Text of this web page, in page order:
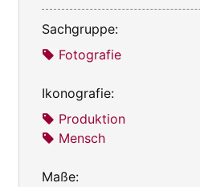
Sachgruppe:
Fotografie
Ikonografie:
Produktion
Mensch
Maße: